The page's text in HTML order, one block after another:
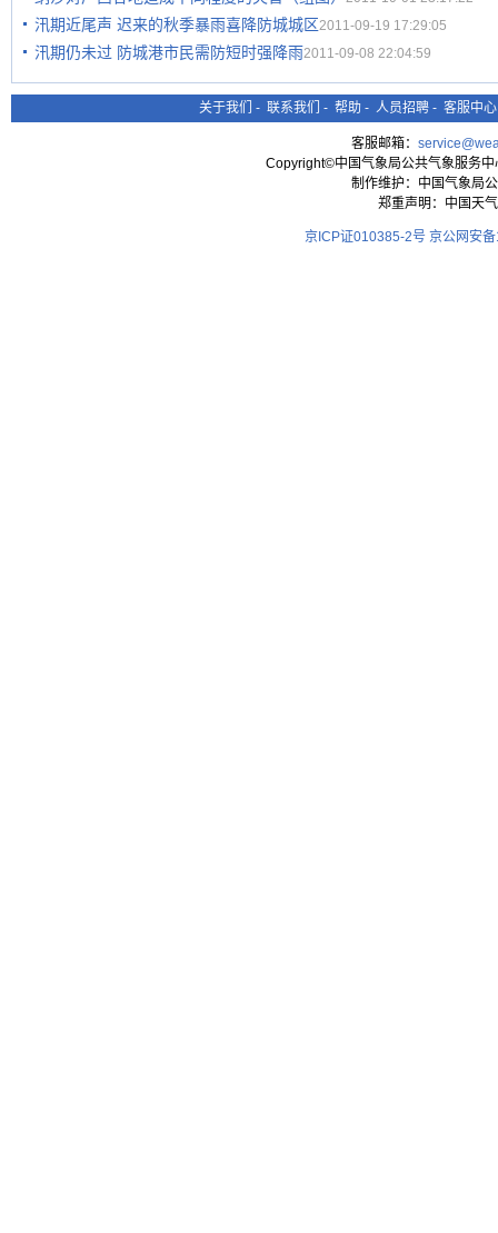
汛期近尾声 迟来的秋季暴雨喜降防城城区2011-09-19 17:29:05
汛期仍未过 防城港市民需防短时强降雨2011-09-08 22:04:59
关于我们 - 联系我们 - 帮助 - 人员招聘 - 客服中心
客服邮箱：
Copyright©中国气象局公共气象服务
制作维护：中国气象局
郑重声明：中国天
京ICP证010385-2号 京公网安